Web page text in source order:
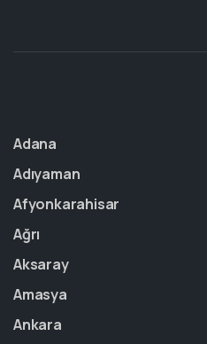
Adana
Adıyaman
Afyonkarahisar
Ağrı
Aksaray
Amasya
Ankara